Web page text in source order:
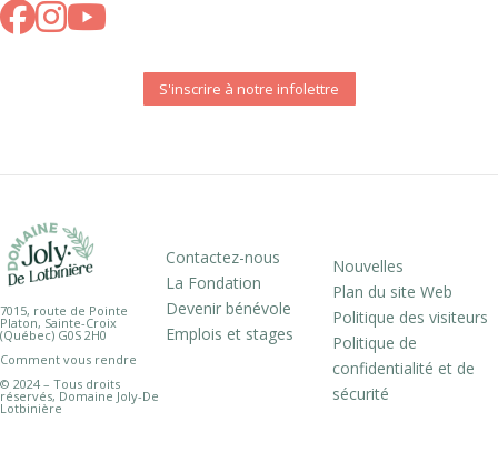
S'inscrire à notre infolettre
7015, route de Pointe
Platon, Sainte-Croix
(Québec) G0S 2H0
Comment vous rendre
© 2024 – Tous droits
réservés, Domaine Joly-De
Lotbinière
Contactez-nous
La Fondation
Devenir bénévole
Emplois et stages
Nouvelles
Plan du site Web
Politique des visiteurs
Politique de
confidentialité et de
sécurité